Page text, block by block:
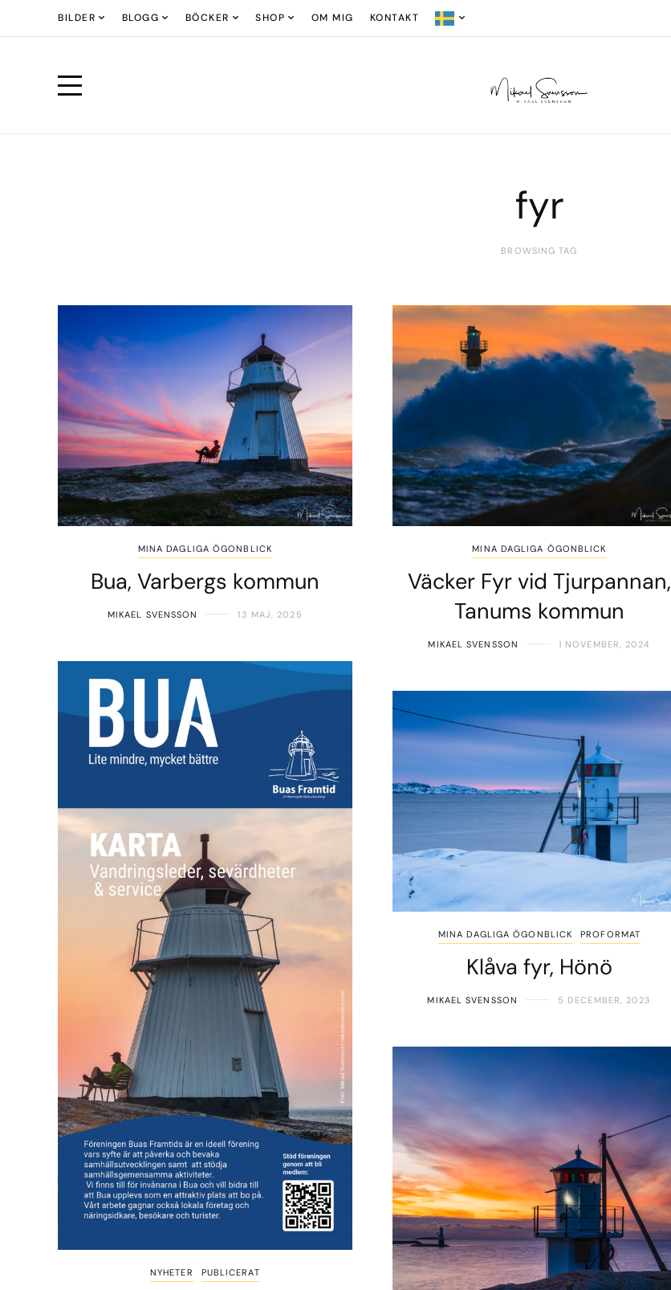
BILDER BLOGG BÖCKER SHOP OM MIG KONTAKT
fyr
BROWSING TAG
MINA DAGLIGA ÖGONBLICK
Bua, Varbergs kommun
MIKAEL SVENSSON 13 MAJ, 2025
MINA DAGLIGA ÖGONBLICK
Väcker Fyr vid Tjurpannan,
Tanums kommun
MIKAEL SVENSSON 1 NOVEMBER, 2024
NYHETER PUBLICERAT
MINA DAGLIGA ÖGONBLICK PROFORMAT
Klåva fyr, Hönö
MIKAEL SVENSSON 5 DECEMBER, 2023